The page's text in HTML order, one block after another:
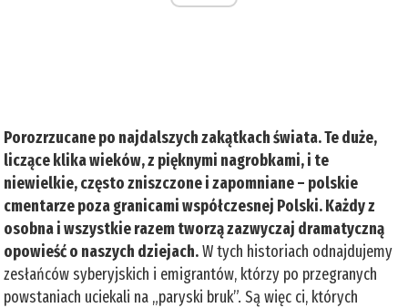
Porozrzucane po najdalszych zakątkach świata. Te duże,
liczące klika wieków, z pięknymi nagrobkami, i te
niewielkie, często zniszczone i zapomniane – polskie
cmentarze poza granicami współczesnej Polski. Każdy z
osobna i wszystkie razem tworzą zazwyczaj dramatyczną
opowieść o naszych dziejach.W tych historiach odnajdujemy
zesłańców syberyjskich i emigrantów, którzy po przegranych
powstaniach uciekali na „paryski bruk”. Są więc ci, których